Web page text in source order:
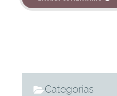
Categorias